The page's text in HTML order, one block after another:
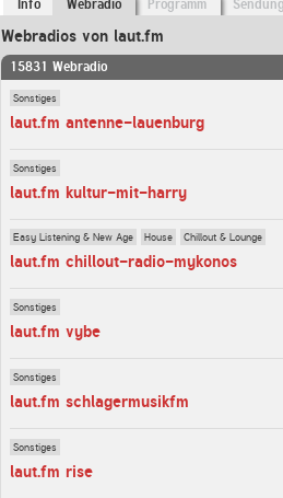
Info Webradio Programm
Webradios von laut.fm
15831 Webradio
Sonstiges
laut.fm antenne-lauenburg
Sonstiges
laut.fm kultur-mit-harry
Easy Listening & New Age House Chillout & Lounge
laut.fm chillout-radio-mykonos
Sonstiges
laut.fm vybe
Sonstiges
laut.fm schlagermusikfm
Sonstiges
laut.fm rise